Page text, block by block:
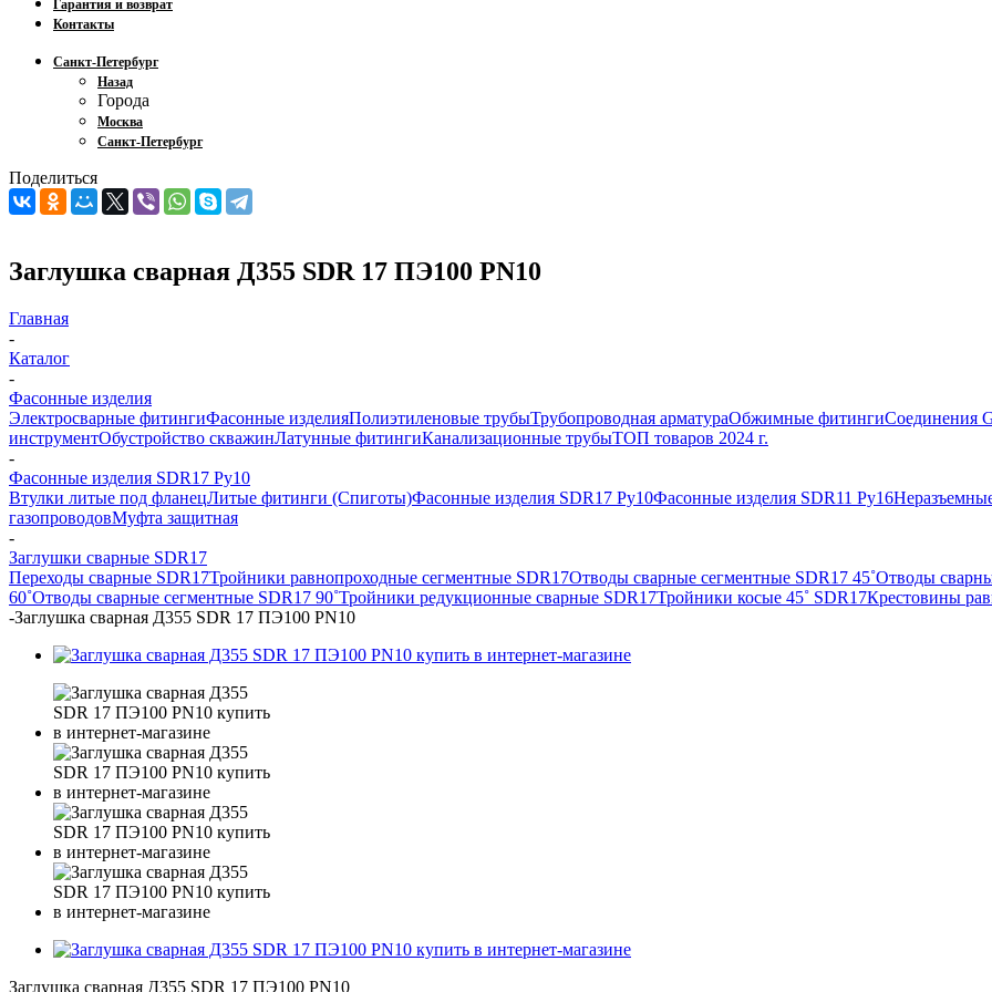
Гарантия и возврат
Контакты
Санкт-Петербург
Назад
Города
Москва
Санкт-Петербург
Поделиться
Заглушка сварная Д355 SDR 17 ПЭ100 PN10
Главная
-
Каталог
-
Фасонные изделия
Электросварные фитингиФасонные изделияПолиэтиленовые трубыТрубопроводная арматураОбжимные фитингиСоединения
инструментОбустройство скважинЛатунные фитингиКанализационные трубыТОП товаров 2024 г.
-
Фасонные изделия SDR17 Ру10
Втулки литые под фланецЛитые фитинги (Спиготы)Фасонные изделия SDR17 Ру10Фасонные изделия SDR11 Ру16
газопроводовМуфта защитная
-
Заглушки сварные SDR17
Переходы сварные SDR17Тройники равнопроходные сегментные SDR17Отводы сварные сегментные SDR17 45˚Отводы
60˚Отводы сварные сегментные SDR17 90˚Тройники редукционные сварные SDR17Тройники косые 45˚ SDR17Крестовины
-Заглушка сварная Д355 SDR 17 ПЭ100 PN10
Заглушка сварная Д355 SDR 17 ПЭ100 PN10